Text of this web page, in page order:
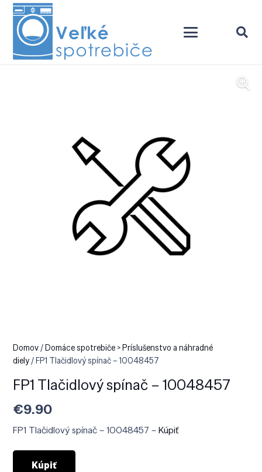
Domov/Domáce spotrebiče > Príslušenstvo a náhradné
diely/ FP1 Tlačidlový spínač – 10048457
FP1 Tlačidlový spínač – 10048457
€9.90
FP1 Tlačidlový spínač – 10048457 –Kúpiť
Kúpiť